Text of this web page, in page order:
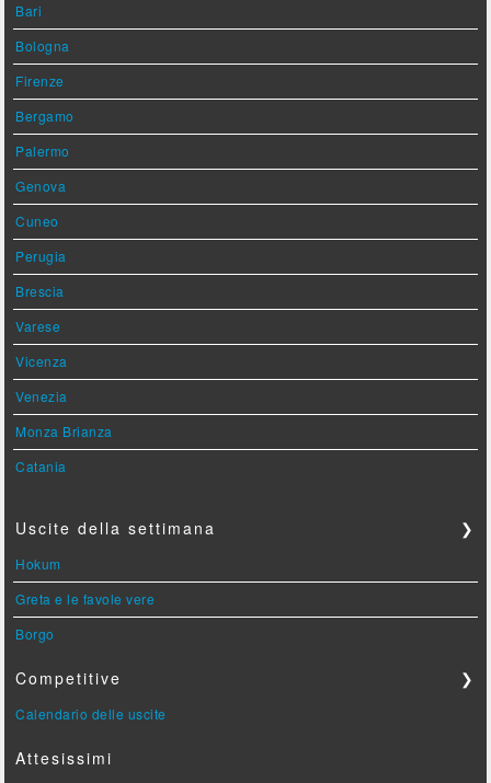
Bari
Bologna
Firenze
Bergamo
Palermo
Genova
Cuneo
Perugia
Brescia
Varese
Vicenza
Venezia
Monza Brianza
Catania
Uscite della settimana ❯
Hokum
Greta e le favole vere
Borgo
Competitive ❯
Calendario delle uscite
Attesissimi